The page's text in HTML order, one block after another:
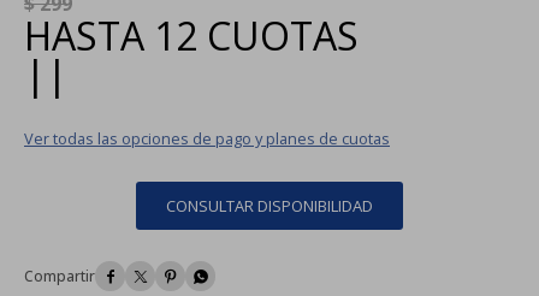
HASTA 12 CUOTAS
| |
Ver todas las opciones de pago y planes de cuotas
CONSULTAR DISPONIBILIDAD
   